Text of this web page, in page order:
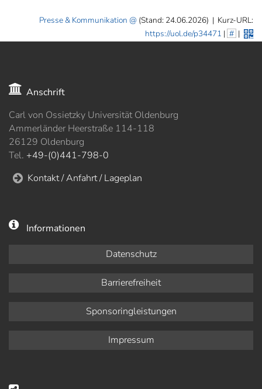
Presse & Kommunikation (Stand: 24.06.2026) | Kurz-URL:
https://uol.de/p34471 | # |
Anschrift
Carl von Ossietzky Universität Oldenburg
Ammerländer Heerstraße 114-118
26129 Oldenburg
Tel. +49-(0)441-798-0
Kontakt / Anfahrt / Lageplan
Informationen
Datenschutz
Barrierefreiheit
Sponsoringleistungen
Impressum